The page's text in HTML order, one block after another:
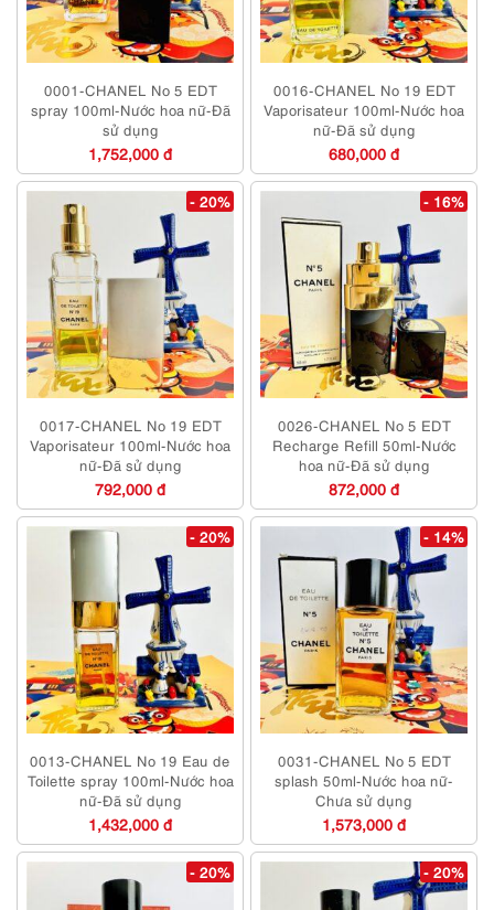
0001-CHANEL No 5 EDT
spray 100ml-Nước hoa nữ-Đã
sử dụng
1,752,000 đ
0016-CHANEL No 19 EDT
Vaporisateur 100ml-Nước hoa
nữ-Đã sử dụng
680,000 đ
- 20%
0017-CHANEL No 19 EDT
Vaporisateur 100ml-Nước hoa
nữ-Đã sử dụng
792,000 đ
- 16%
0026-CHANEL No 5 EDT
Recharge Refill 50ml-Nước
hoa nữ-Đã sử dụng
872,000 đ
- 20%
0013-CHANEL No 19 Eau de
Toilette spray 100ml-Nước hoa
nữ-Đã sử dụng
1,432,000 đ
- 14%
0031-CHANEL No 5 EDT
splash 50ml-Nước hoa nữ-
Chưa sử dụng
1,573,000 đ
- 20% - 20%